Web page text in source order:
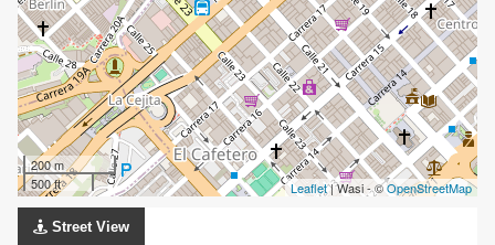
200 m
500 ft
Leaflet| Wasi - ©OpenStreetMap
Street View